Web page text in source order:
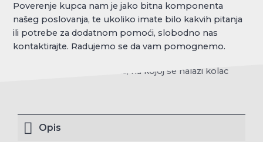
Poverenje kupca nam je jako bitna komponenta
našeg poslovanja, te ukoliko imate bilo kakvih pitanja
ili potrebe za dodatnom pomoći, slobodno nas
kontaktirajte. Radujemo se da vam pomognemo.
Opis